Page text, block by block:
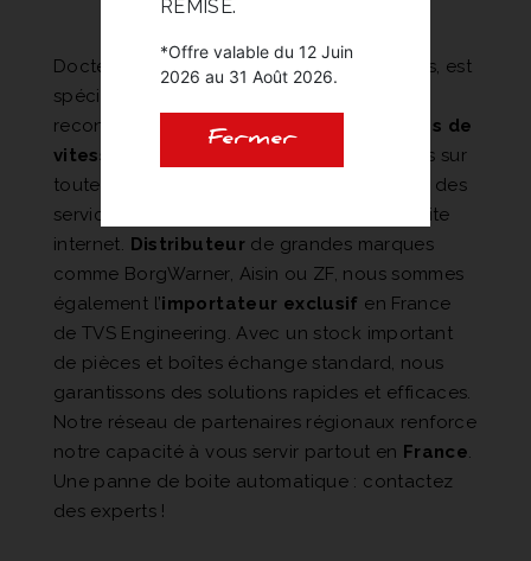
Docteur BVA, leader reconnu depuis 10 ans, est
spécialisé dans la réparation et le
reconditionnement de tous types de
boîtes de
vitesses automatiques
. Nous intervenons sur
toutes les marques de véhicules et offrons des
services en atelier et à distance via notre site
internet. Distributeur de grandes marques
comme BorgWarner, Aisin ou ZF, nous sommes
également l’importateur exclusif en France
de TVS Engineering. Avec un stock important
de pièces et boîtes échange standard, nous
garantissons des solutions rapides et efficaces.
Notre réseau de partenaires régionaux renforce
notre capacité à vous servir partout en France.
Une panne de boite automatique : contactez
des experts !
REMISE.
*Offre valable du 12 Juin
2026 au 31 Août 2026.
Fermer